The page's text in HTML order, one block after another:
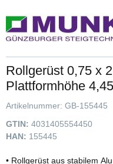
Rollgerüst 0,75 x
Plattformhöhe
Artikelnummer: GB-155445
GTIN: 4031405554450
HAN: 155445
• Rollgerüst aus stabilem